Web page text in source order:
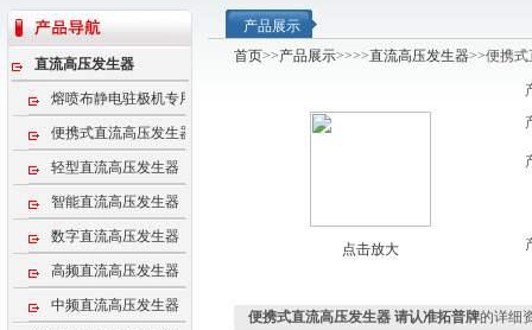
直流高压发生器
熔喷布静电驻极机专用高压电源
便携式直流高压发生器
轻型直流高压发生器
智能直流高压发生器
数字直流高压发生器
高频直流高压发生器
中频直流高压发生器
产品展示
首页>>产品展示>>>>直流高压发生器>>便携式
点击放大
便携式直流高压发生器 请认准拓普牌的详细